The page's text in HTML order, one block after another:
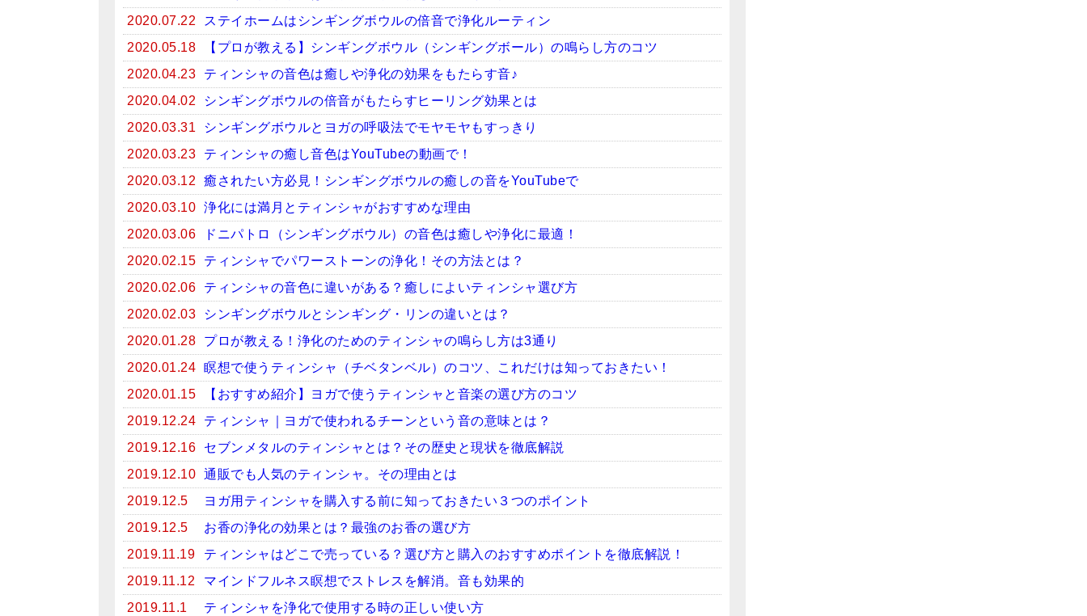
2020.07.22
ステイホームはシンギングボウルの倍音で浄化ルーティン
2020.05.18
【プロが教える】シンギングボウル（シンギングボール）の鳴らし方のコツ
2020.04.23
ティンシャの音色は癒しや浄化の効果をもたらす音♪
2020.04.02
シンギングボウルの倍音がもたらすヒーリング効果とは
2020.03.31
シンギングボウルとヨガの呼吸法でモヤモヤもすっきり
2020.03.23
ティンシャの癒し音色はYouTubeの動画で！
2020.03.12
癒されたい方必見！シンギングボウルの癒しの音をYouTubeで
2020.03.10 浄化には満月とティンシャがおすすめな理由
2020.03.06
ドニパトロ（シンギングボウル）の音色は癒しや浄化に最適！
2020.02.15
ティンシャでパワーストーンの浄化！その方法とは？
2020.02.06
ティンシャの音色に違いがある？癒しによいティンシャ選び方
2020.02.03
シンギングボウルとシンギング・リンの違いとは？
2020.01.28
プロが教える！浄化のためのティンシャの鳴らし方は3通り
2020.01.24 瞑想で使うティンシャ（チベタンベル）のコツ、これだけは知っておきたい！
2020.01.15
【おすすめ紹介】ヨガで使うティンシャと音楽の選び方のコツ
2019.12.24
ティンシャ｜ヨガで使われるチーンという音の意味とは？
2019.12.16
セブンメタルのティンシャとは？その歴史と現状を徹底解説
2019.12.10 通販でも人気のティンシャ。その理由とは
2019.12.5
ヨガ用ティンシャを購入する前に知っておきたい３つのポイント
2019.12.5
お香の浄化の効果とは？最強のお香の選び方
2019.11.19
ティンシャはどこで売っている？選び方と購入のおすすめポイントを徹底解説！
2019.11.12
マインドフルネス瞑想でストレスを解消。音も効果的
2019.11.1
ティンシャを浄化で使用する時の正しい使い方